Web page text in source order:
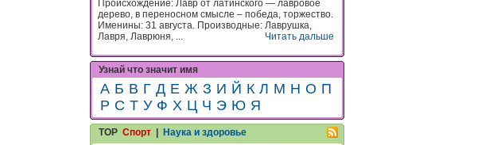
Происхождение: Лавр от латинского — лавровое
дерево, в переносном смысле – победа, торжество.
Именины: 31 августа. Производные: Лаврушка,
Лавря, Лаврюня, ...
Читать дальше
Узнай что значит имя
А Б В Г Д Е Ж З И Й К Л М Н О П
Р С Т У Ф Х Ц Ч Э Ю Я
TOP Спорт | Наука и здоровье